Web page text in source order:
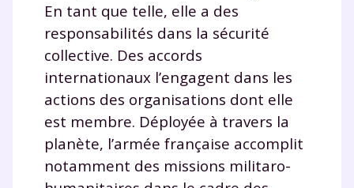
En tant que telle, elle a des
responsabilités dans la sécurité
collective. Des accords
internationaux l’engagent dans les
actions des organisations dont elle
est membre. Déployée à travers la
planète, l’armée française accomplit
notamment des missions militaro-